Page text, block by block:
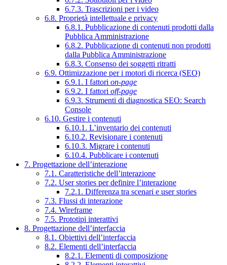
6.7.3. Trascrizioni per i video
6.8. Proprietà intellettuale e privacy
6.8.1. Pubblicazione di contenuti prodotti dalla
Pubblica Amministrazione
6.8.2. Pubblicazione di contenuti non prodotti
dalla Pubblica Amministrazione
6.8.3. Consenso dei soggetti ritratti
6.9. Ottimizzazione per i motori di ricerca (SEO)
6.9.1. I fattori on-page
6.9.2. I fattori off-page
6.9.3. Strumenti di diagnostica SEO: Search
Console
6.10. Gestire i contenuti
6.10.1. L’inventario dei contenuti
6.10.2. Revisionare i contenuti
6.10.3. Migrare i contenuti
6.10.4. Pubblicare i contenuti
7. Progettazione dell’interazione
7.1. Caratteristiche dell’interazione
7.2. User stories per definire l’interazione
7.2.1. Differenza tra scenari e user stories
7.3. Flussi di interazione
7.4. Wireframe
7.5. Prototipi interattivi
8. Progettazione dell’interfaccia
8.1. Obiettivi dell’interfaccia
8.2. Elementi dell’interfaccia
8.2.1. Elementi di composizione